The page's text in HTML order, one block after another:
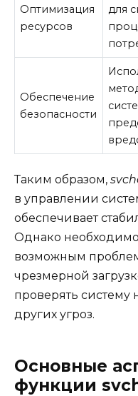
Оптимизация
ресурсов
для
Обеспечение
безопасности
Таким образом,
в управлении
обеспечивает
Однако
возможным
чрезмерной
проверять систему
других угроз.
Основные
функции